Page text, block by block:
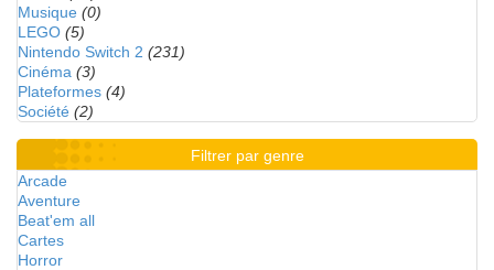
Musique (0)
LEGO (5)
Nintendo Switch 2 (231)
Cinéma (3)
Plateformes (4)
Société (2)
Filtrer par genre
Arcade
Aventure
Beat'em all
Cartes
Horror